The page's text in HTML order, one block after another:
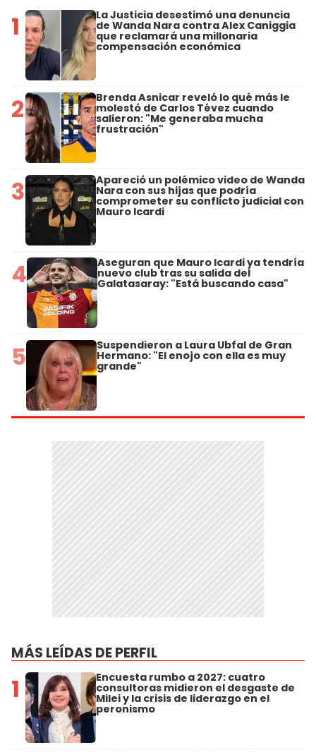
1 La Justicia desestimó una denuncia
de Wanda Nara contra Alex Caniggia
que reclamará una millonaria
compensación económica
2 Brenda Asnicar reveló lo qué más le
molestó de Carlos Tévez cuando
salieron: "Me generaba mucha
frustración"
3 Apareció un polémico video de Wanda
Nara con sus hijas que podría
comprometer su conflicto judicial con
Mauro Icardi
4 Aseguran que Mauro Icardi ya tendría
nuevo club tras su salida del
Galatasaray: "Está buscando casa"
5 Suspendieron a Laura Ubfal de Gran
Hermano: "El enojo con ella es muy
grande"
MÁS LEÍDAS DE PERFIL
1 Encuesta rumbo a 2027: cuatro
consultoras midieron el desgaste de
Milei y la crisis de liderazgo en el
peronismo